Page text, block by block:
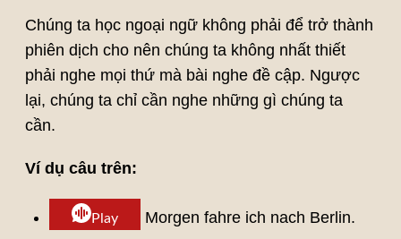
Chúng ta học ngoại ngữ không phải để trở thành
phiên dịch cho nên chúng ta không nhất thiết
phải nghe mọi thứ mà bài nghe đề cập. Ngược
lại, chúng ta chỉ cần nghe những gì chúng ta
cần.
Ví dụ câu trên:
Play Morgen fahre ich nach Berlin.